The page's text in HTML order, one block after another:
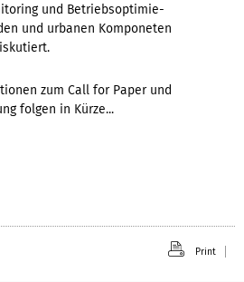
und Be­triebs­op­ti­mie­
und ur­ba­nen Komponeten
zum Call for Paper und
folgen in Kürze...
Print